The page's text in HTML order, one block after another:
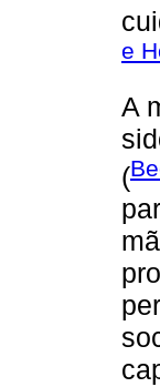
e
A
(